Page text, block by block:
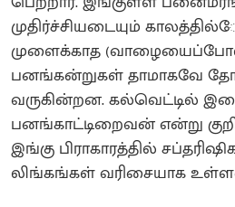
முதிர்ச்சியடையும்
முளைக்காத
பனங்கன்றுகள் தாமாகவே
வருகின்றன. கல்வெட்டில்
பனங்காட்டிறைவன் என்று
இங்கு பிராகாரத்தில்
லிங்கங்கள் வரிசையாக